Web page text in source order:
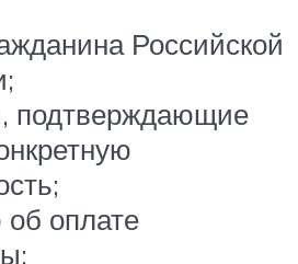
Российской
подтверждающие
оплате